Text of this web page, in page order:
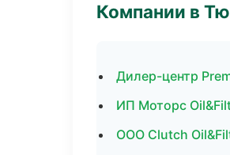
Компании в
Дилер-центр
ИП Моторс
ООО Clutch